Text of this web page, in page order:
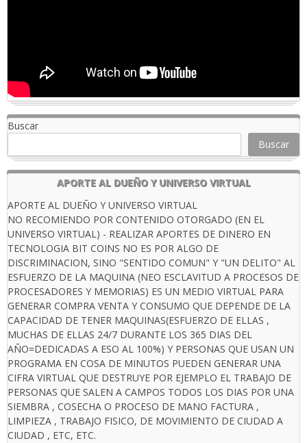
Buscar
Buscar
APORTE AL DUEÑO Y UNIVERSO VIRTUAL
APORTE AL DUEÑO Y UNIVERSO VIRTUAL
NO RECOMIENDO POR CONTENIDO OTORGADO (EN EL
UNIVERSO VIRTUAL) - REALIZAR APORTES DE DINERO EN
TECNOLOGIA BIT COINS NO ES POR ALGO DE
DISCRIMINACION, SINO "SENTIDO COMUN" Y "UN DELITO" AL
ESFUERZO DE LA MAQUINA (NEO ESCLAVITUD A PROCESOS DE
PROCESADORES Y MEMORIAS) ES UN MEDIO VIRTUAL PARA
GENERAR COMPRA VENTA Y CONSUMO QUE DEPENDE DE LA
CAPACIDAD DE TENER MAQUINAS(ESFUERZO DE ELLAS ,
MUCHAS DE ELLAS 24/7 DURANTE LOS 365 DIAS DEL
AÑO=DEDICADAS A ESO AL 100%) Y PERSONAS QUE USAN UN
PROGRAMA EN COSA DE MINUTOS PUEDEN GENERAR UNA
CIFRA VIRTUAL QUE DESTRUYE POR EJEMPLO EL TRABAJO DE
PERSONAS QUE SALEN A CAMPOS TODOS LOS DIAS POR UNA
SIEMBRA , COSECHA O PROCESO DE MANO FACTURA ,
LIMPIEZA , TRABAJO FISICO, DE MOVIMIENTO DE CIUDAD A
CIUDAD , ETC, ETC.